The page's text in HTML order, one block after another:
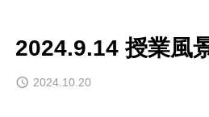
2024.9.14 授業風
2024.10.20